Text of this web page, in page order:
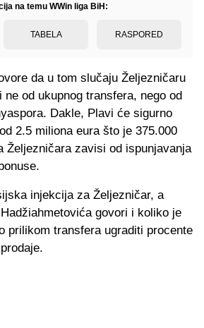
na temu WWin liga BiH:
TABELA RASPORED
da u tom slučaju Željezničaru
ne od ukupnog transfera, nego od
Dakle, Plavi će sigurno
2.5 miliona eura što je 375.000
Željezničara zavisi od ispunjavanja
injekcija za Željezničar, a
govori i koliko je
prilikom transfera ugraditi procente